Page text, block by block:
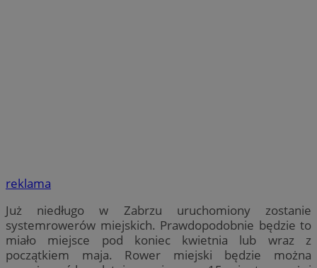
reklama
Już niedługo w Zabrzu uruchomiony zostanie
systemrowerów miejskich. Prawdopodobnie będzie to
miało miejsce pod koniec kwietnia lub wraz z
początkiem maja. Rower miejski będzie można